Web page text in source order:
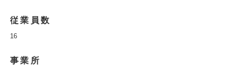
従業員数
16
事業所